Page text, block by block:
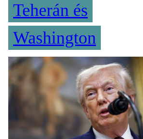
Teherán és
Washington